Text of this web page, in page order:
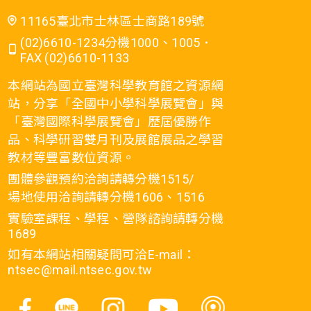
11165臺北市士林區士商路189號
(02)6610-1234分機1000、1005．
FAX (02)6610-1133
本網站為國立臺灣科學教育館之資源網
站，分享「全國中小學科學展覽會」與
「臺灣國際科學展覽會」歷屆優勝作
品、科學研習雙月刊及展館展品之學習
教材等豐富數位資源。
團體參觀預約洽詢請轉分機1515/
場地使用洽詢請轉分機1606、1516
實驗室課程、學程、營隊諮詢請轉分機
1689
如有本網站相關疑問可洽E-mail：
ntsec@mail.ntsec.gov.tw